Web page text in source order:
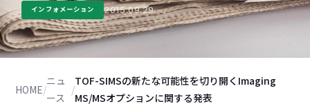
インフォメーション 2015.09.29
HOME/
ニュ
ース
/
TOF-SIMSの新たな可能性を切り開くImaging
MS/MSオプションに関する発表